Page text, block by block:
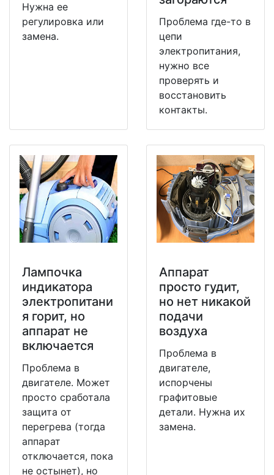
Нужна ее
регулировка или
замена.
Проблема где-то в
цепи
электропитания,
нужно все
проверять и
восстановить
контакты.
Лампочка
индикатора
электропитани
я горит, но
аппарат не
включается
Проблема в
двигателе. Может
просто сработала
защита от
перегрева (тогда
аппарат
отключается, пока
не остынет), но
Аппарат
просто гудит,
но нет никакой
подачи
воздуха
Проблема в
двигателе,
испорчены
графитовые
детали. Нужна их
замена.